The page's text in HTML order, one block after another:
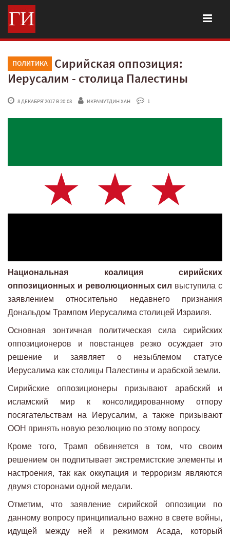
ПОЛИТИКА
Сирийская оппозиция:
Иерусалим - столица Палестины
8 ДЕКАБРЯ'2017 В 20:03 ИКРАМУТДИН ХАН 1
Национальная коалиция сирийских
оппозиционных и революционных сил выступила с
заявлением относительно недавнего признания
Дональдом Трампом Иерусалима столицей Израиля.
Основная зонтичная политическая сила сирийских
оппозиционеров и повстанцев резко осуждает это
решение и заявляет о незыблемом статусе
Иерусалима как столицы Палестины и арабской земли.
Сирийские оппозиционеры призывают арабский и
исламский мир к консолидированному отпору
посягательствам на Иерусалим, а также призывают
ООН принять новую резолюцию по этому вопросу.
Кроме того, Трамп обвиняется в том, что своим
решением он подпитывает экстремистские элементы и
настроения, так как оккупация и терроризм являются
двумя сторонами одной медали.
Отметим, что заявление сирийской оппозиции по
данному вопросу принципиально важно в свете войны,
идущей между ней и режимом Асада, который